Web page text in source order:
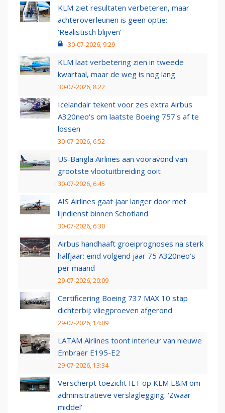
KLM ziet resultaten verbeteren, maar
achteroverleunen is geen optie:
‘Realistisch blijven’
30-07-2026, 9:29
KLM laat verbetering zien in tweede
kwartaal, maar de weg is nog lang
30-07-2026, 8:22
Icelandair tekent voor zes extra Airbus
A320neo's om laatste Boeing 757's af te
lossen
30-07-2026, 6:52
US-Bangla Airlines aan vooravond van
grootste vlootuitbreiding ooit
30-07-2026, 6:45
AIS Airlines gaat jaar langer door met
lijndienst binnen Schotland
30-07-2026, 6:30
Airbus handhaaft groeiprognoses na sterk
halfjaar: eind volgend jaar 75 A320neo’s
per maand
29-07-2026, 20:09
Certificering Boeing 737 MAX 10 stap
dichterbij: vliegproeven afgerond
29-07-2026, 14:09
LATAM Airlines toont interieur van nieuwe
Embraer E195-E2
29-07-2026, 13:34
Verscherpt toezicht ILT op KLM E&M om
administratieve verslaglegging: ‘Zwaar
middel’